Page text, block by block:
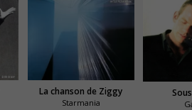
La chanson de Ziggy
Starmania